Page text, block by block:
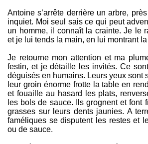
Antoine s’arrête derrière un arbre,
inquiet. Moi seul sais ce qui peut
un homme, il connaît la crainte. Je le
et je lui tends la main, en lui montrant
Je retourne mon attention et ma
festin, et je détaille les invités. Ce
déguisés en humains. Leurs yeux sont
leur groin énorme frotte la table en
et fouaille au hasard les plats,
les bols de sauce. Ils grognent et font
grasses sur leurs dents jaunies. A
faméliques se disputent les restes et
ou de sauce.